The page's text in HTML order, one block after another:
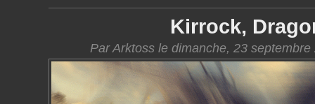
Kirrock,
Par Arktoss le dimanche, 23